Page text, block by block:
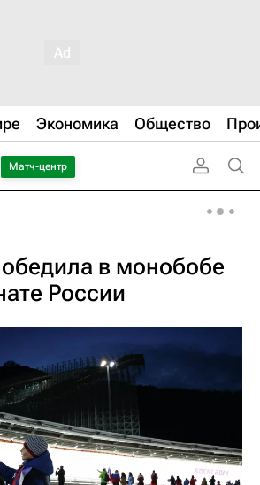
Экономика Общество
Матч-центр
в монобобе
России